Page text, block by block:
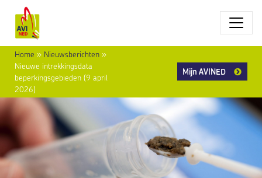
Home » Nieuwsberichten »
Nieuwe intrekkingsdata
beperkingsgebieden (9 april
2026)
Mijn AVINED